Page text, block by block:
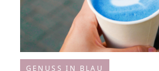
GENUSS IN BLAU